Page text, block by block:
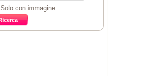
Solo con immagine